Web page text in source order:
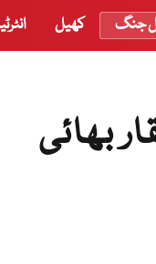
جنگ کھیل
بھائی